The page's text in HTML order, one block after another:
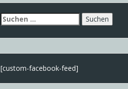
Suchen
nach:
[custom-facebook-feed]